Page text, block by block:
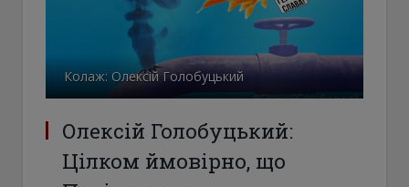
Колаж: Олексій Голобуцький
Олексій Голобуцький:
Цілком ймовірно, що